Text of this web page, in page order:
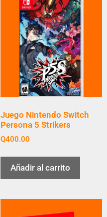
Juego Nintendo Switch
Persona 5 Strikers
Q400.00
Añadir al carrito